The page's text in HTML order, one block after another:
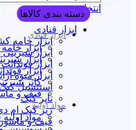
روبیکا یا تماس
انتخاب دسته بندی
ابزار قنادی
ابزار خامه
ابزار
ابزار
ابزار میوه
استنسیل
تاپر کیک
زیر کیک ام
قیف و
دسته بندی کالاها
ابزار قنادی
ابزار
ابزار
ابزار
کاتر
قیف و
مواد اولیه
مواد